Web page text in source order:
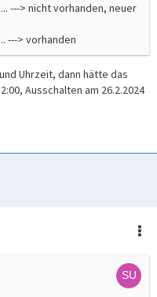
---> nicht vorhanden, neuer
---> vorhanden
Uhrzeit, dann hätte das
Ausschalten am 26.2.2024